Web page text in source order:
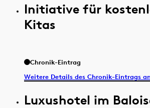
Initiative für
Kitas
Chronik-Eintrag
Weitere Details des Chronik-Eintrags
Luxushotel im